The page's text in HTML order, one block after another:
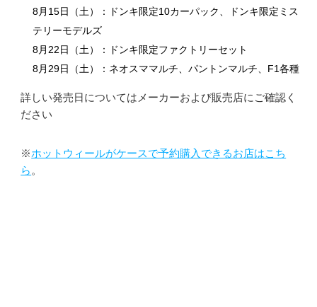
8月15日（土）：ドンキ限定10カーパック、ドンキ限定ミス
テリーモデルズ
8月22日（土）：ドンキ限定ファクトリーセット
8月29日（土）：ネオスママルチ、パントンマルチ、F1各種
詳しい発売日についてはメーカーおよび販売店にご確認く
ださい
※ホットウィールがケースで予約購入できるお店はこち
ら 。